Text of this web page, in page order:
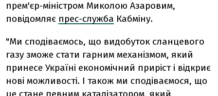
прем'єр-міністром Миколою Азаровим,
повідомляє прес-служба Кабміну.
"Ми сподіваємось, що видобуток сланцевого
газу зможе стати гарним механізмом, який
принесе Україні економічний приріст і відкриє
нові можливості. І також ми сподіваємося, що